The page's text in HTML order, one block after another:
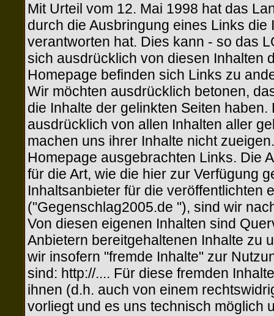
Mit Urteil vom 12. Mai 1998 hat das
durch die Ausbringung eines Links
verantworten hat. Dies kann - so das
sich ausdrücklich von diesen Inhalten
Homepage befinden sich Links zu
Wir möchten ausdrücklich betonen,
die Inhalte der gelinkten Seiten
ausdrücklich von allen Inhalten aller
machen uns ihrer Inhalte nicht
Homepage ausgebrachten Links. Die
für die Art, wie die hier zur Verfügung
Inhaltsanbieter für die veröffentlichten
("Gegenschlag2005.de "), sind wir
Von diesen eigenen Inhalten sind
Anbietern bereitgehaltenen Inhalte zu
wir insofern "fremde Inhalte" zur
sind: http://.... Für diese fremden
ihnen (d.h. auch von einem
vorliegt und es uns technisch möglich